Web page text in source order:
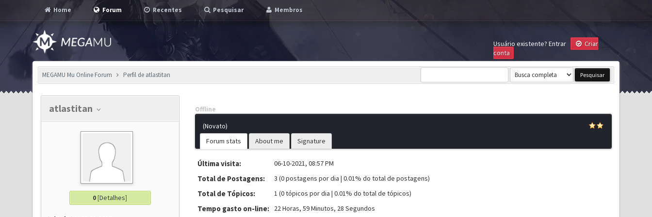
Home Forum Recentes Pesquisar Membros
Usuário existente? Entrar
Criar
conta
MEGAMU Mu Online Forum Perfil de atlastitan
atlastitan
0[Detalhes]
Offline
(Novato)
Forum stats
About me Signature
Última visita: 06-10-2021, 08:57 PM
Total de Postagens: 3 (0 postagens por dia | 0.01% do total de postagens)
Total de Tópicos: 1 (0 tópicos por dia | 0.01% do total de tópicos)
Tempo gasto on-line: 22 Horas, 59 Minutos, 28 Segundos